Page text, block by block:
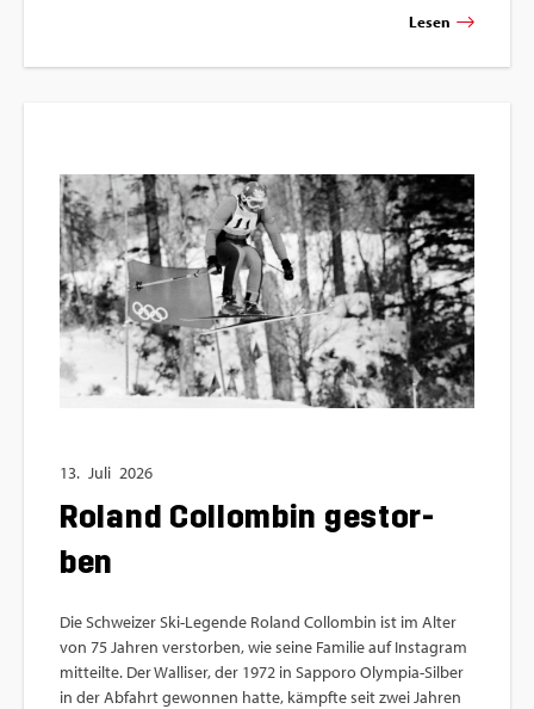
Lesen
13. Juli 2026
Ro­land Col­lom­bin ge­stor­
ben
Die Schwei­zer Ski-Le­gen­de Ro­land Col­lom­bin ist im Alter
von 75 Jah­ren ver­stor­ben, wie seine Fa­mi­lie auf In­sta­gram
mit­teil­te. Der Wal­li­ser, der 1972 in Sap­poro Olym­pia-Sil­ber
in der Ab­fahrt ge­won­nen hatte, kämpf­te seit zwei Jah­ren